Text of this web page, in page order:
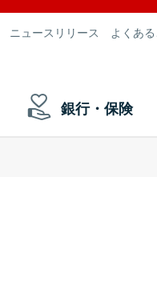
ニュースリリース よくあ
銀行・保険